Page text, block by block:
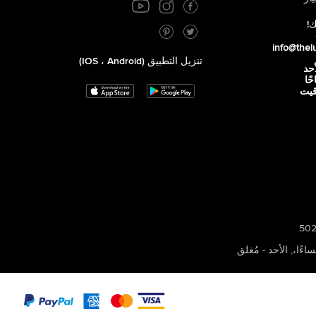
صباحًا
تنزيل التطبيق (iOS ، Android)
, الأحد - مُغلق